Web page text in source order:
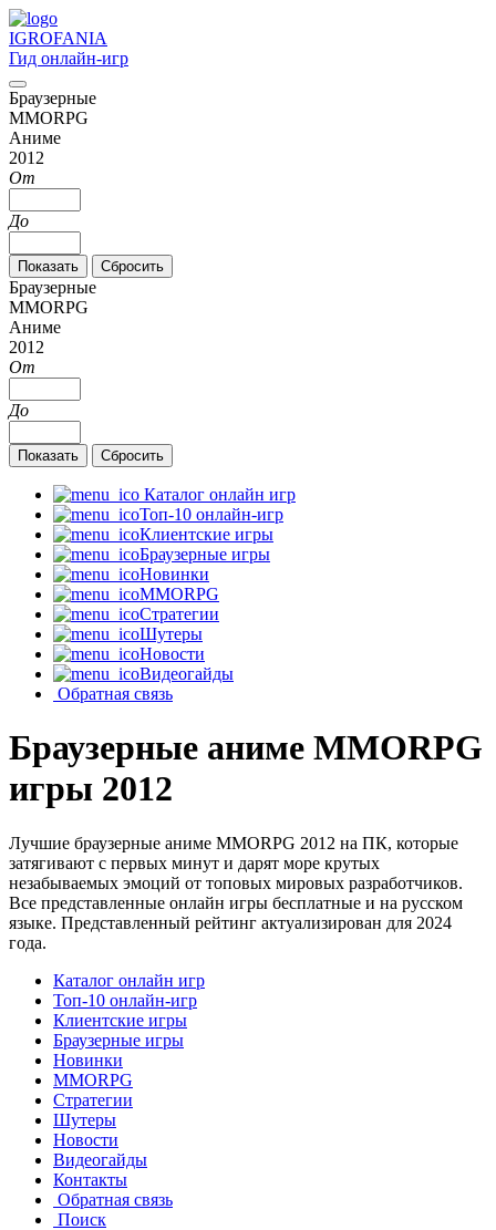
IGROFANIA
Гид онлайн-игр
Браузерные
MMORPG
Аниме
2012
От
До
Браузерные
MMORPG
Аниме
2012
От
До
Каталог онлайн игр
Топ-10 онлайн-игр
Клиентские игры
Браузерные игры
Новинки
MMORPG
Стратегии
Шутеры
Новости
Видеогайды
Обратная связь
Браузерные аниме MMORPG
игры 2012
Лучшие браузерные аниме MMORPG 2012 на ПК, которые
затягивают с первых минут и дарят море крутых
незабываемых эмоций от топовых мировых разработчиков.
Все представленные онлайн игры бесплатные и на русском
языке. Представленный рейтинг актуализирован для 2024
года.
Каталог онлайн игр
Топ-10 онлайн-игр
Клиентские игры
Браузерные игры
Новинки
MMORPG
Стратегии
Шутеры
Новости
Видеогайды
Контакты
Обратная связь
Поиск